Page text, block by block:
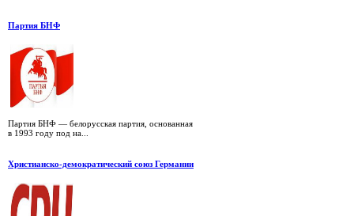
Партия БНФ
Партия БНФ — белорусская партия, основанная
в 1993 году под на...
Христианско-демократический союз Германии